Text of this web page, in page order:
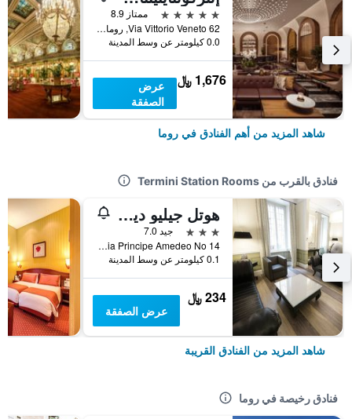
5 نجوم
ممتاز 8.9
Via Vittorio Veneto 62, روما, إيطاليا
0.0 كيلومتر عن وسط المدينة
1,676 ﷼
عرض
الصفقة
شاهد المزيد من أهم الفنادق في روما
فنادق بالقرب من Termini Station Rooms
هوتل جيليو ديل أوبيرا
3 نجوم
جيد 7.0
Via Principe Amedeo No 14, روما, إيطاليا
0.1 كيلومتر عن وسط المدينة
234 ﷼
عرض الصفقة
شاهد المزيد من الفنادق القريبة
فنادق رخيصة في روما